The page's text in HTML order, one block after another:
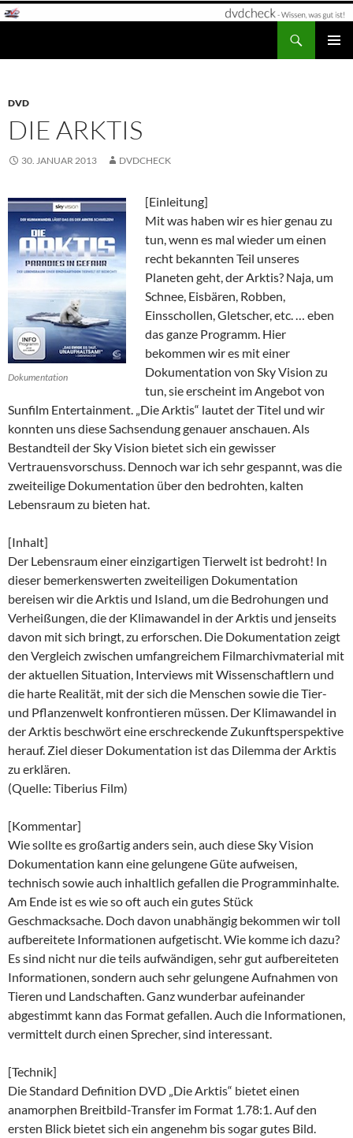
Zum
DVD
DIE ARKTIS
30. JANUAR 2013 DVDCHECK
Dokumentation
[Einleitung]
Mit was haben wir es hier genau zu
tun, wenn es mal wieder um einen
recht bekannten Teil unseres
Planeten geht, der Arktis? Naja, um
Schnee, Eisbären, Robben,
Einsschollen, Gletscher, etc. … eben
das ganze Programm. Hier
bekommen wir es mit einer
Dokumentation von Sky Vision zu
tun, sie erscheint im Angebot von
Sunfilm Entertainment. „Die Arktis“ lautet der Titel und wir
konnten uns diese Sachsendung genauer anschauen. Als
Bestandteil der Sky Vision bietet sich ein gewisser
Vertrauensvorschuss. Dennoch war ich sehr gespannt, was die
zweiteilige Dokumentation über den bedrohten, kalten
Lebensraum zu bieten hat.
[Inhalt]
Der Lebensraum einer einzigartigen Tierwelt ist bedroht! In
dieser bemerkenswerten zweiteiligen Dokumentation
bereisen wir die Arktis und Island, um die Bedrohungen und
Verheißungen, die der Klimawandel in der Arktis und jenseits
davon mit sich bringt, zu erforschen. Die Dokumentation zeigt
den Vergleich zwischen umfangreichem Filmarchivmaterial mit
der aktuellen Situation, Interviews mit Wissenschaftlern und
die harte Realität, mit der sich die Menschen sowie die Tier-
und Pflanzenwelt konfrontieren müssen. Der Klimawandel in
der Arktis beschwört eine erschreckende Zukunftsperspektive
herauf. Ziel dieser Dokumentation ist das Dilemma der Arktis
zu erklären.
(Quelle: Tiberius Film)
[Kommentar]
Wie sollte es großartig anders sein, auch diese Sky Vision
Dokumentation kann eine gelungene Güte aufweisen,
technisch sowie auch inhaltlich gefallen die Programminhalte.
Am Ende ist es wie so oft auch ein gutes Stück
Geschmacksache. Doch davon unabhängig bekommen wir toll
aufbereitete Informationen aufgetischt. Wie komme ich dazu?
Es sind nicht nur die teils aufwändigen, sehr gut aufbereiteten
Informationen, sondern auch sehr gelungene Aufnahmen von
Tieren und Landschaften. Ganz wunderbar aufeinander
abgestimmt kann das Format gefallen. Auch die Informationen,
vermittelt durch einen Sprecher, sind interessant.
[Technik]
Die Standard Definition DVD „Die Arktis“ bietet einen
anamorphen Breitbild-Transfer im Format 1.78:1. Auf den
ersten Blick bietet sich ein angenehm bis sogar gutes Bild.